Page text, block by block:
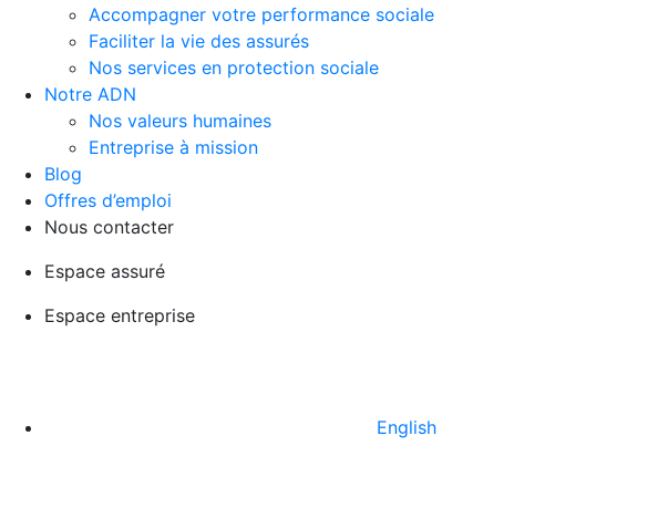
Accompagner votre performance sociale
Faciliter la vie des assurés
Nos services en protection sociale
Notre ADN
Nos valeurs humaines
Entreprise à mission
Blog
Offres d’emploi
Nous contacter
Espace assuré
Espace entreprise
English